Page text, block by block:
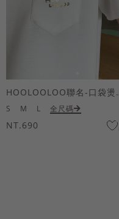
S M L 全尺碼
NT.690